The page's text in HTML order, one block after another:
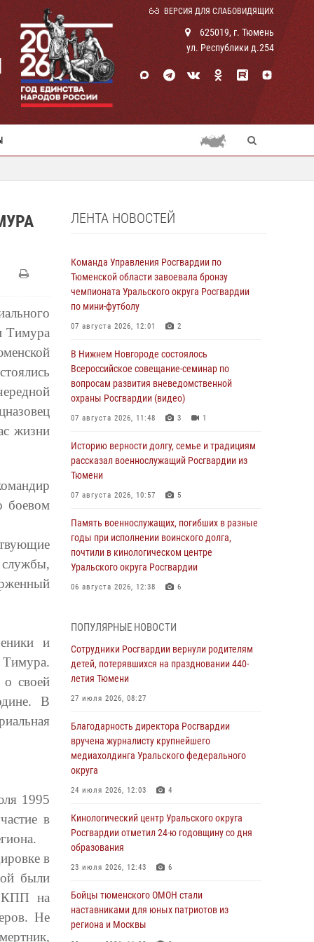
ВЕРСИЯ ДЛЯ СЛАБОВИДЯЩИХ
625019, г. Тюмень
ул. Республики д.254
Тимура
жизни
боевом
и
Тимура.
своей
В
1995
в
в
были
КПП на
Не
ЛЕНТА НОВОСТЕЙ
Команда Управления Росгвардии по
Тюменской области завоевала бронзу
чемпионата Уральского округа Росгвардии
по мини-футболу
07 августа 2026, 12:01 2
В Нижнем Новгороде состоялось
Всероссийское совещание-семинар по
вопросам развития вневедомственной
охраны Росгвардии (видео)
07 августа 2026, 11:48 3 1
Историю верности долгу, семье и традициям
рассказал военнослужащий Росгвардии из
Тюмени
07 августа 2026, 10:57 5
Память военнослужащих, погибших в разные
годы при исполнении воинского долга,
почтили в кинологическом центре
Уральского округа Росгвардии
06 августа 2026, 12:38 6
знакомят детей со своей службой и
напоминают о мерах безопасности
06 августа 2026, 12:33 2
области» в рамках акции «Храним огонь
06 августа 2026, 04:41 3
Росгвардейцы в Тюменской области почтили
Яковлева
05 августа 2026, 11:03 4
В Тюмени офицер Росгвардии в радиоэфире
владения оружием
05 августа 2026, 09:56 2
Военнослужащие Росгвардии сбили дрон-
ПОПУЛЯРНЫЕ НОВОСТИ
Сотрудники Росгвардии вернули родителям
детей, потерявшихся на праздновании 440-
летия Тюмени
27 июля 2026, 08:27
Благодарность директора Росгвардии
вручена журналисту крупнейшего
медиахолдинга Уральского федерального
округа
24 июля 2026, 12:03 4
Кинологический центр Уральского округа
Росгвардии отметил 24-ю годовщину со дня
образования
23 июля 2026, 12:43 6
Бойцы тюменского ОМОН стали
наставниками для юных патриотов из
региона и Москвы